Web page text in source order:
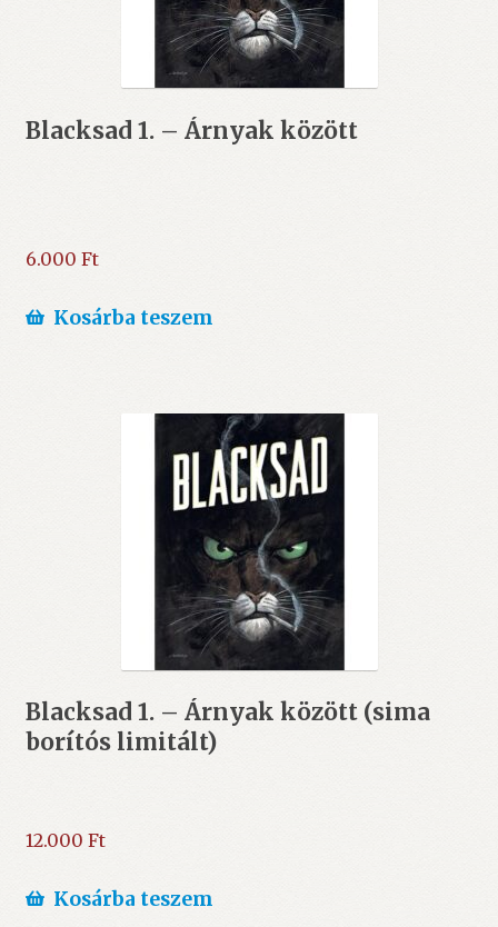
Blacksad 1. – Árnyak között
6.000 Ft
Kosárba teszem
Blacksad 1. – Árnyak között (sima
borítós limitált)
12.000 Ft
Kosárba teszem